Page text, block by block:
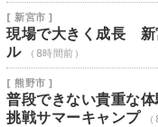
[ 新宮市 ]
現場で大きく成長 新
ル
（8時間前）
[ 熊野市 ]
普段できない貴重な
挑戦サマーキャンプ